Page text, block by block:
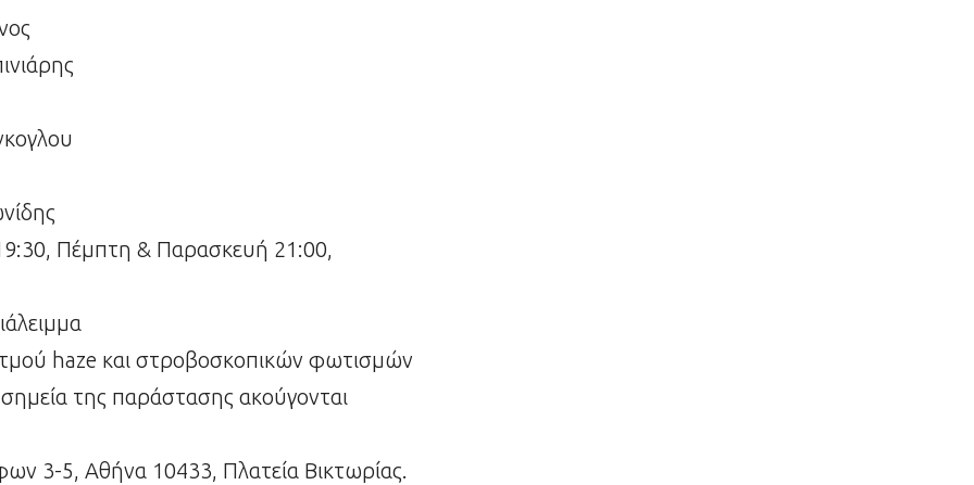
Πέμπτη & Παρασκευή 21:00,
haze και στροβοσκοπικών φωτισμών
της παράστασης ακούγονται
3-5, Αθήνα 10433, Πλατεία Βικτωρίας.